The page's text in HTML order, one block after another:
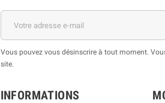
Vous pouvez vous désinscrire à tout moment.
site.
INFORMATIONS